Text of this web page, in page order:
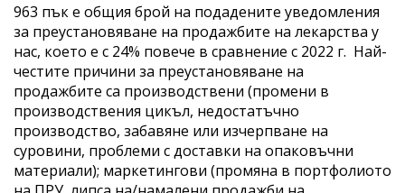
963 пък е общия брой на подадените уведомления
за преустановяване на продажбите на лекарства у
нас, което е с 24% повече в сравнение с 2022 г. Най-
честите причини за преустановяване на
продажбите са производствени (промени в
производствения цикъл, недостатъчно
производство, забавяне или изчерпване на
суровини, проблеми с доставки на опаковъчни
материали); маркетингови (промяна в портфолиото